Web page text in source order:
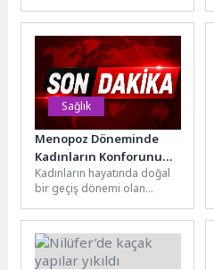
Üniversitesi ev sahipliğinde
düzenlenen “Nebevî...
Sağlık
Menopoz Döneminde
Kadınların Konforunu
Artıran 7 Öneri
Kadınların hayatında doğal
bir geçiş dönemi olan
“katlanılması gereken” bir
süreç olarak...